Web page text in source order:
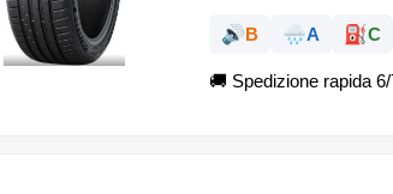
🔊B 🌧️A ⛽C
🚚 Spedizione rapida